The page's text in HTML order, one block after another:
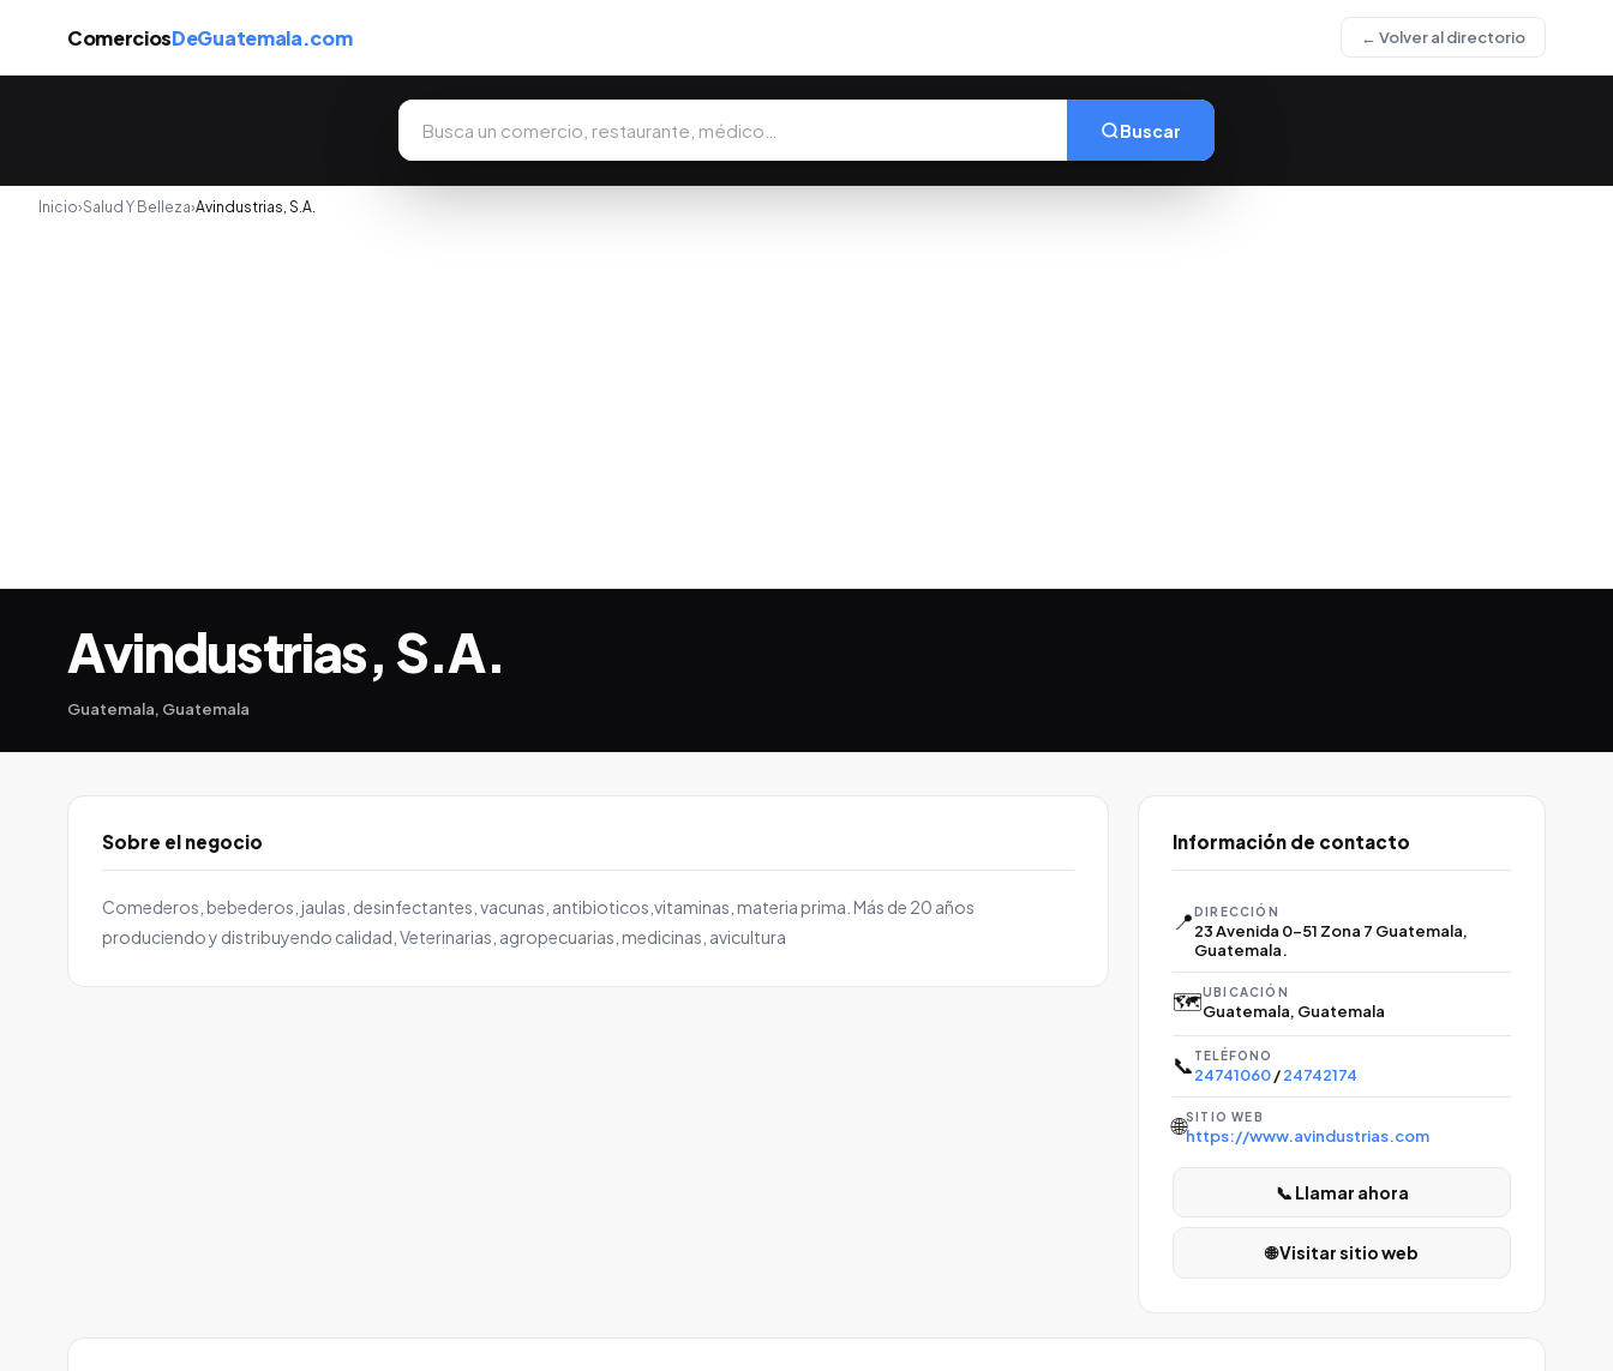
ComerciosDeGuatemala.com ← Volver al directorio
Buscar
Inicio›Salud Y Belleza›Avindustrias, S.A.
Avindustrias, S.A.
Guatemala, Guatemala
Sobre el negocio
Comederos, bebederos, jaulas, desinfectantes, vacunas, antibioticos,vitaminas, materia prima. Más de 20 años
produciendo y distribuyendo calidad, Veterinarias, agropecuarias, medicinas, avicultura
Información de contacto
📍DIRECCIÓN
23 Avenida 0-51 Zona 7 Guatemala,
Guatemala.
🗺️UBICACIÓN
Guatemala, Guatemala
📞 TELÉFONO
24741060/24742174
🌐SITIO WEB
https://www.avindustrias.com
📞 Llamar ahora
🌐 Visitar sitio web